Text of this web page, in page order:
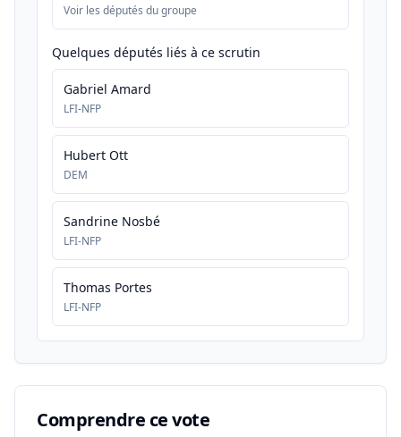
Voir les députés du groupe
Quelques députés liés à ce scrutin
Gabriel Amard
LFI-NFP
Hubert Ott
DEM
Sandrine Nosbé
LFI-NFP
Thomas Portes
LFI-NFP
Comprendre ce vote